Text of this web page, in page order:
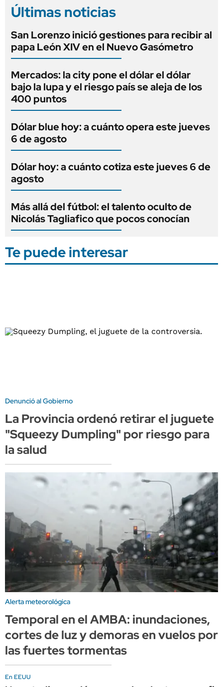
Últimas noticias
San Lorenzo inició gestiones para recibir al
papa León XIV en el Nuevo Gasómetro
Mercados: la city pone el dólar el dólar
bajo la lupa y el riesgo país se aleja de los
400 puntos
Dólar blue hoy: a cuánto opera este jueves
6 de agosto
Dólar hoy: a cuánto cotiza este jueves 6 de
agosto
Más allá del fútbol: el talento oculto de
Nicolás Tagliafico que pocos conocían
Te puede interesar
Denunció al Gobierno
La Provincia ordenó retirar el juguete
"Squeezy Dumpling" por riesgo para
la salud
Alerta meteorológica
Temporal en el AMBA: inundaciones,
cortes de luz y demoras en vuelos por
las fuertes tormentas
En EEUU